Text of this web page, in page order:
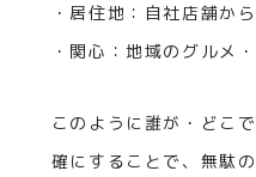
・居住地：自社店舗か
・関心：地域のグルメ
このように誰が・どこ
確にすることで、無駄